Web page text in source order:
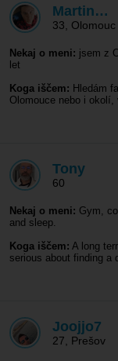
Martin…
33 Olomouc
Nekaj o meni: jsem z
let
Koga iščem: Hledám
Olomouce nebo i
Tony
60
Nekaj o meni: Gym,
and sleep.
Koga iščem: A long
serious about finding a
Joojjo7
27 Prešov